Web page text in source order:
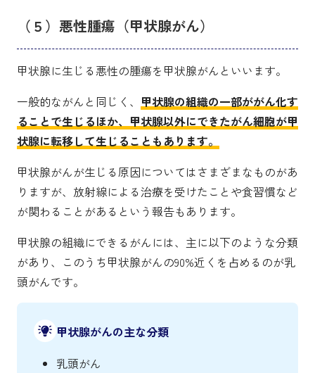
（５）悪性腫瘍（甲状腺がん）
甲状腺に生じる悪性の腫瘍を甲状腺がんといいます。
一般的ながんと同じく、 甲状腺の組織の一部ががん化す
ることで生じるほか、甲状腺以外にできたがん細胞が甲
状腺に転移して生じることもあります。
甲状腺がんが生じる原因についてはさまざまなものがあ
りますが、放射線による治療を受けたことや食習慣など
が関わることがあるという報告もあります。
甲状腺の組織にできるがんには、主に以下のような分類
があり、このうち甲状腺がんの90%近くを占めるのが乳
頭がんです。
甲状腺がんの主な分類
乳頭がん